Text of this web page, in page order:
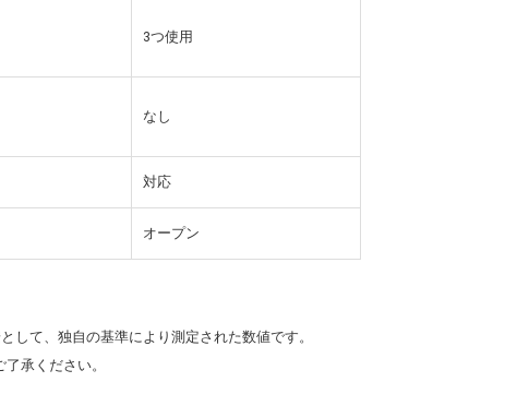
3つ使用
なし
対応
オープン
して、独自の基準により測定された数値です。
承ください。